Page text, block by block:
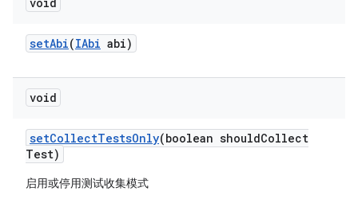
setAbi(IAbi abi)
void
setCollectTestsOnly(boolean shouldCollect
Test)
启用或停用测试收集模式